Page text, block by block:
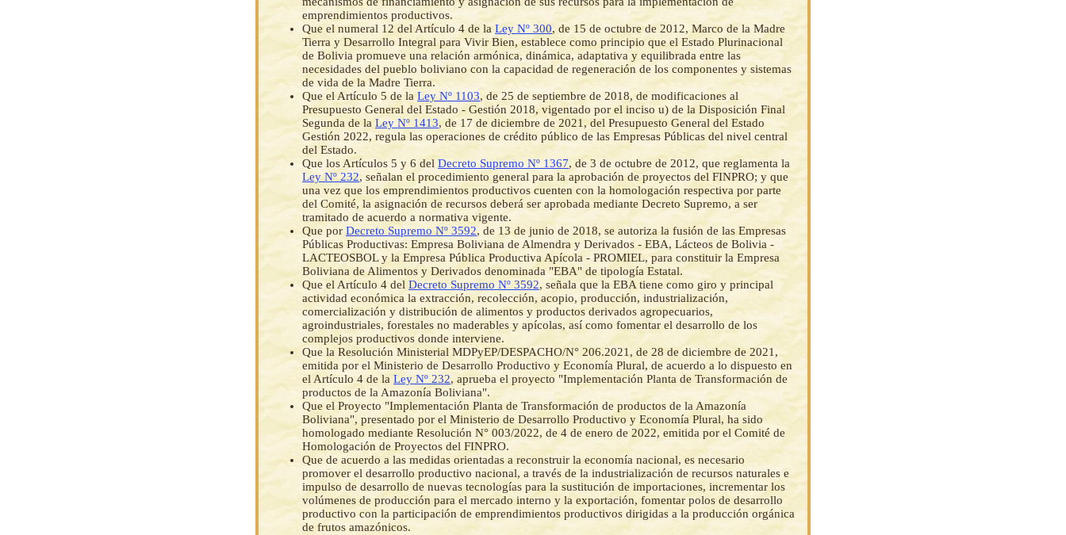
emprendimientos productivos.
Que el numeral 12 del Artículo 4 de la Ley Nº 300, de 15 de octubre de 2012, Marco de la Madre
Tierra y Desarrollo Integral para Vivir Bien, establece como principio que el Estado Plurinacional
de Bolivia promueve una relación armónica, dinámica, adaptativa y equilibrada entre las
necesidades del pueblo boliviano con la capacidad de regeneración de los componentes y sistemas
de vida de la Madre Tierra.
Que el Artículo 5 de la Ley Nº 1103, de 25 de septiembre de 2018, de modificaciones al
Presupuesto General del Estado - Gestión 2018, vigentado por el inciso u) de la Disposición Final
Segunda de la Ley Nº 1413, de 17 de diciembre de 2021, del Presupuesto General del Estado
Gestión 2022, regula las operaciones de crédito público de las Empresas Públicas del nivel central
del Estado.
Que los Artículos 5 y 6 del Decreto Supremo Nº 1367, de 3 de octubre de 2012, que reglamenta la
Ley Nº 232, señalan el procedimiento general para la aprobación de proyectos del FINPRO; y que
una vez que los emprendimientos productivos cuenten con la homologación respectiva por parte
del Comité, la asignación de recursos deberá ser aprobada mediante Decreto Supremo, a ser
tramitado de acuerdo a normativa vigente.
Que por Decreto Supremo Nº 3592, de 13 de junio de 2018, se autoriza la fusión de las Empresas
Públicas Productivas: Empresa Boliviana de Almendra y Derivados - EBA, Lácteos de Bolivia -
LACTEOSBOL y la Empresa Pública Productiva Apícola - PROMIEL, para constituir la Empresa
Boliviana de Alimentos y Derivados denominada "EBA" de tipología Estatal.
Que el Artículo 4 del Decreto Supremo Nº 3592, señala que la EBA tiene como giro y principal
actividad económica la extracción, recolección, acopio, producción, industrialización,
comercialización y distribución de alimentos y productos derivados agropecuarios,
agroindustriales, forestales no maderables y apícolas, así como fomentar el desarrollo de los
complejos productivos donde interviene.
Que la Resolución Ministerial MDPyEP/DESPACHO/N° 206.2021, de 28 de diciembre de 2021,
emitida por el Ministerio de Desarrollo Productivo y Economía Plural, de acuerdo a lo dispuesto en
el Artículo 4 de la Ley Nº 232, aprueba el proyecto "Implementación Planta de Transformación de
productos de la Amazonía Boliviana".
Que el Proyecto "Implementación Planta de Transformación de productos de la Amazonía
Boliviana", presentado por el Ministerio de Desarrollo Productivo y Economía Plural, ha sido
homologado mediante Resolución N° 003/2022, de 4 de enero de 2022, emitida por el Comité de
Homologación de Proyectos del FINPRO.
Que de acuerdo a las medidas orientadas a reconstruir la economía nacional, es necesario
promover el desarrollo productivo nacional, a través de la industrialización de recursos naturales e
impulso de desarrollo de nuevas tecnologías para la sustitución de importaciones, incrementar los
volúmenes de producción para el mercado interno y la exportación, fomentar polos de desarrollo
productivo con la participación de emprendimientos productivos dirigidas a la producción orgánica
de frutos amazónicos.